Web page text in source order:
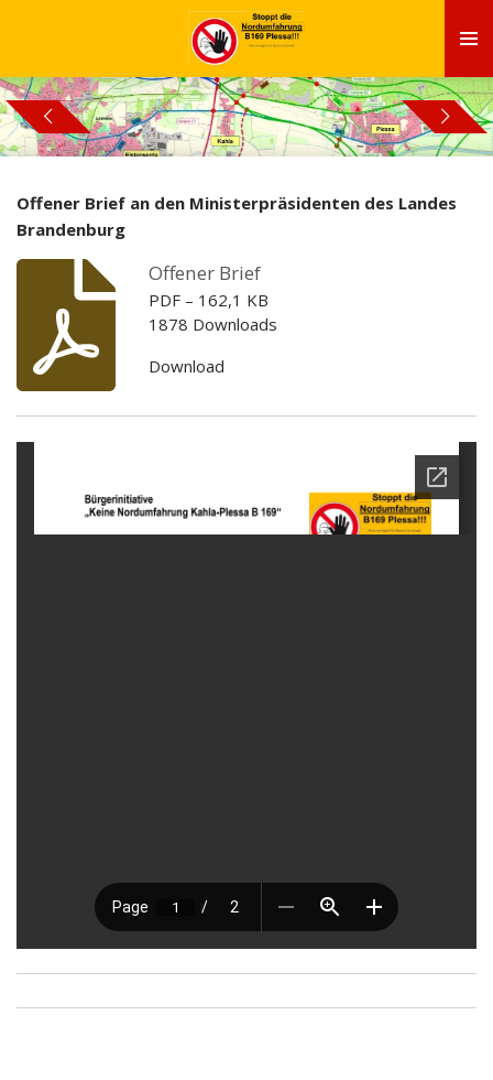
springen
Offener Brief an den Ministerpräsidenten des Landes
Brandenburg
Offener Brief
PDF – 162,1 KB
1878 Downloads
Download